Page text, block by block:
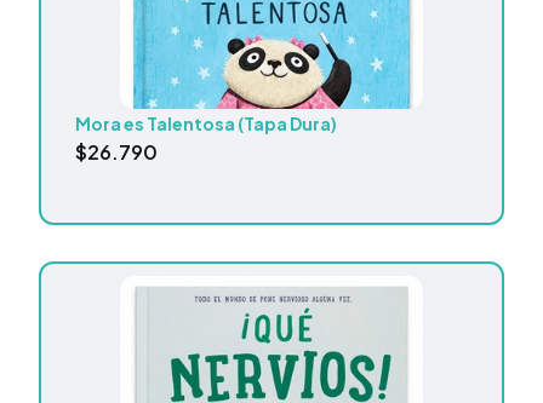
Mora es Talentosa (Tapa Dura)
$26.790